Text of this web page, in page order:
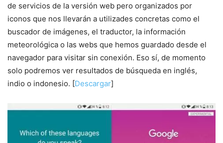
de servicios de la versión web pero organizados por
iconos que nos llevarán a utilizades concretas como el
buscador de imágenes, el traductor, la información
meteorológica o las webs que hemos guardado desde el
navegador para visitar sin conexión. Eso sí, de momento
solo podremos ver resultados de búsqueda en inglés,
indio o indonesio. [Descargar]